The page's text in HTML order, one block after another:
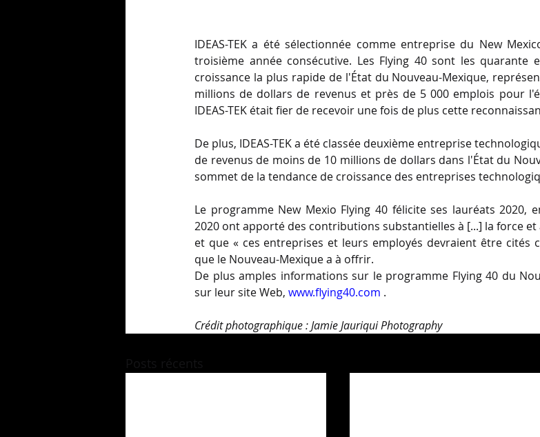
IDEAS-TEK a été sélectionnée comme entreprise du New
troisième année consécutive. Les Flying 40 sont les quarante
croissance la plus rapide de l'État du Nouveau-Mexique,
millions de dollars de revenus et près de 5 000 emplois pour
IDEAS-TEK était fier de recevoir une fois de plus cette
De plus, IDEAS-TEK a été classée deuxième entreprise
de revenus de moins de 10 millions de dollars dans l'État du
sommet de la tendance de croissance des entreprises
Le programme New Mexio Flying 40 félicite ses lauréats 2020,
2020 ont apporté des contributions substantielles à [...] la force
et que « ces entreprises et leurs employés devraient être cités
que le Nouveau-Mexique a à offrir.
De plus amples informations sur le programme Flying 40 du
sur leur site Web, www.flying40.com .
Crédit photographique : Jamie Jauriqui Photography